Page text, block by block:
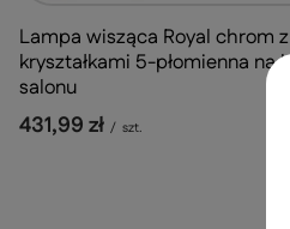
Lampa wisząca Royal chrom z
kryształkami 5-płomienna na
salonu
431,99 zł / szt.